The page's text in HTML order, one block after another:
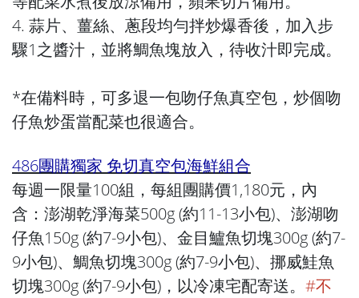
4. 蒜片、薑絲、蔥段均勻拌炒爆香後，加入步
驟1之醬汁，並將鯛魚塊放入，待收汁即完成。
*在備料時，可多退一包吻仔魚真空包，炒個吻
仔魚炒蛋當配菜也很適合。
486團購獨家 免切真空包海鮮組合
每週一限量100組，每組團購價1,180元，內
含：澎湖乾淨海菜500g (約11-13小包)、澎湖吻
仔魚150g (約7-9小包)、金目鱸魚切塊300g (約7-
9小包)、鯛魚切塊300g (約7-9小包)、挪威鮭魚
切塊300g (約7-9小包)，以冷凍宅配寄送。 #不